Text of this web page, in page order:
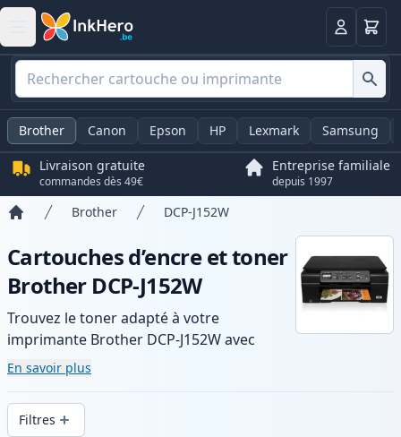
Panier
Brother Canon Epson HP Lexmark Samsung
Livraison gratuite
commandes dès 49€
Entreprise familiale
depuis 1997
Brother DCP-J152W
Cartouches d’encre et toner
Brother DCP-J152W
Trouvez le toner adapté à votre
imprimante Brother DCP-J152W avec
notre gamme de cartouches compatibles
et haute capacité. Profitez d’une qualité
d’impression constante et d’une livraison
rapide depuis un stock local en .
En savoir plus
Filtres